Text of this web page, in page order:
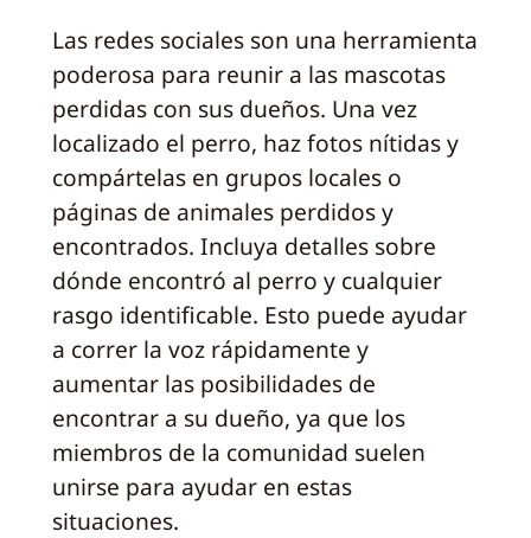
Las redes sociales son una herramienta
poderosa para reunir a las mascotas
perdidas con sus dueños. Una vez
localizado el perro, haz fotos nítidas y
compártelas en grupos locales o
páginas de animales perdidos y
encontrados. Incluya detalles sobre
dónde encontró al perro y cualquier
rasgo identificable. Esto puede ayudar
a correr la voz rápidamente y
aumentar las posibilidades de
encontrar a su dueño, ya que los
miembros de la comunidad suelen
unirse para ayudar en estas
situaciones.